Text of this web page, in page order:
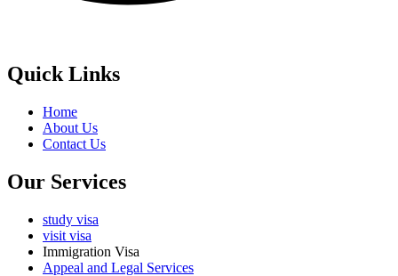
Quick Links
Home
About Us
Contact Us
Our Services
study visa
visit visa
Immigration Visa
Appeal and Legal Services